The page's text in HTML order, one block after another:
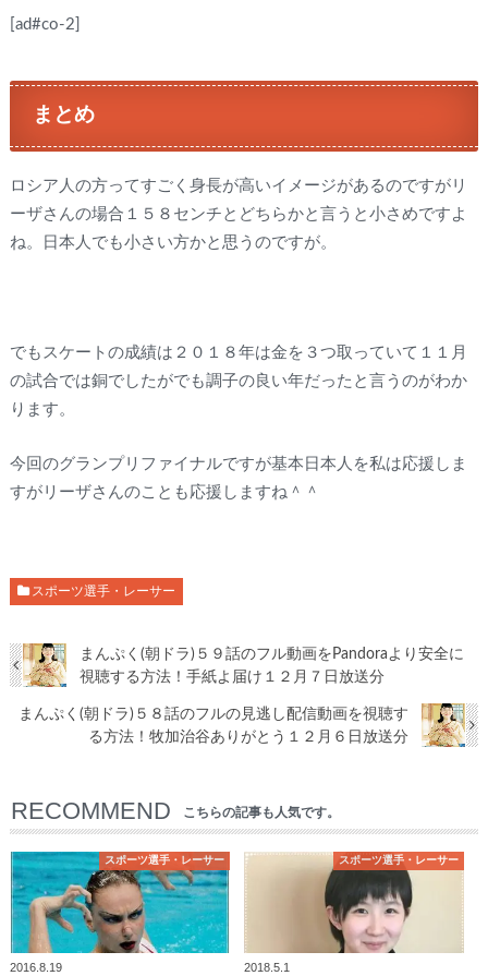
[ad#co-2]
まとめ
ロシア人の方ってすごく身長が高いイメージがあるのですがリ
ーザさんの場合１５８センチとどちらかと言うと小さめですよ
ね。日本人でも小さい方かと思うのですが。
でもスケートの成績は２０１８年は金を３つ取っていて１１月
の試合では銅でしたがでも調子の良い年だったと言うのがわか
ります。
今回のグランプリファイナルですが基本日本人を私は応援しま
すがリーザさんのことも応援しますね＾＾
スポーツ選手・レーサー
まんぷく(朝ドラ)５９話のフル動画をPandoraより安全に
視聴する方法！手紙よ届け１２月７日放送分
まんぷく(朝ドラ)５８話のフルの見逃し配信動画を視聴す
る方法！牧加治谷ありがとう１２月６日放送分
RECOMMEND こちらの記事も人気です。
スポーツ選手・レーサー
2016.8.19
スポーツ選手・レーサー
2018.5.1